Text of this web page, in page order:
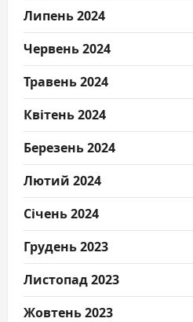
Липень 2024
Червень 2024
Травень 2024
Квітень 2024
Березень 2024
Лютий 2024
Січень 2024
Грудень 2023
Листопад 2023
Жовтень 2023